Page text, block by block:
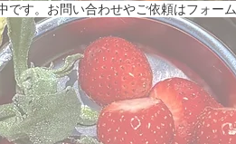
です。お問い合わせやご依頼はフォー